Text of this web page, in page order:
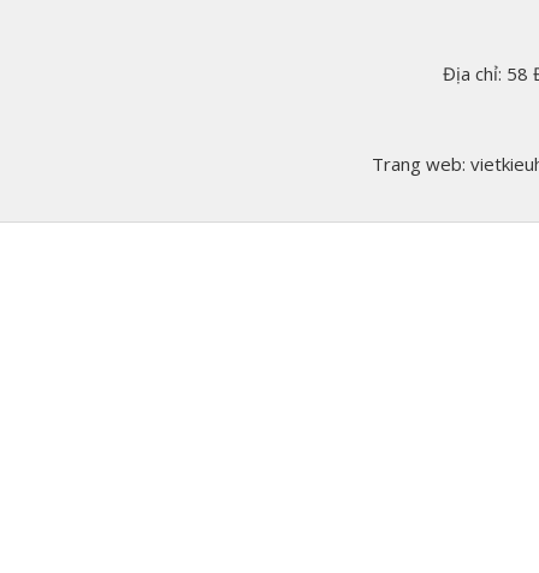
Địa chỉ: 58
Trang web: